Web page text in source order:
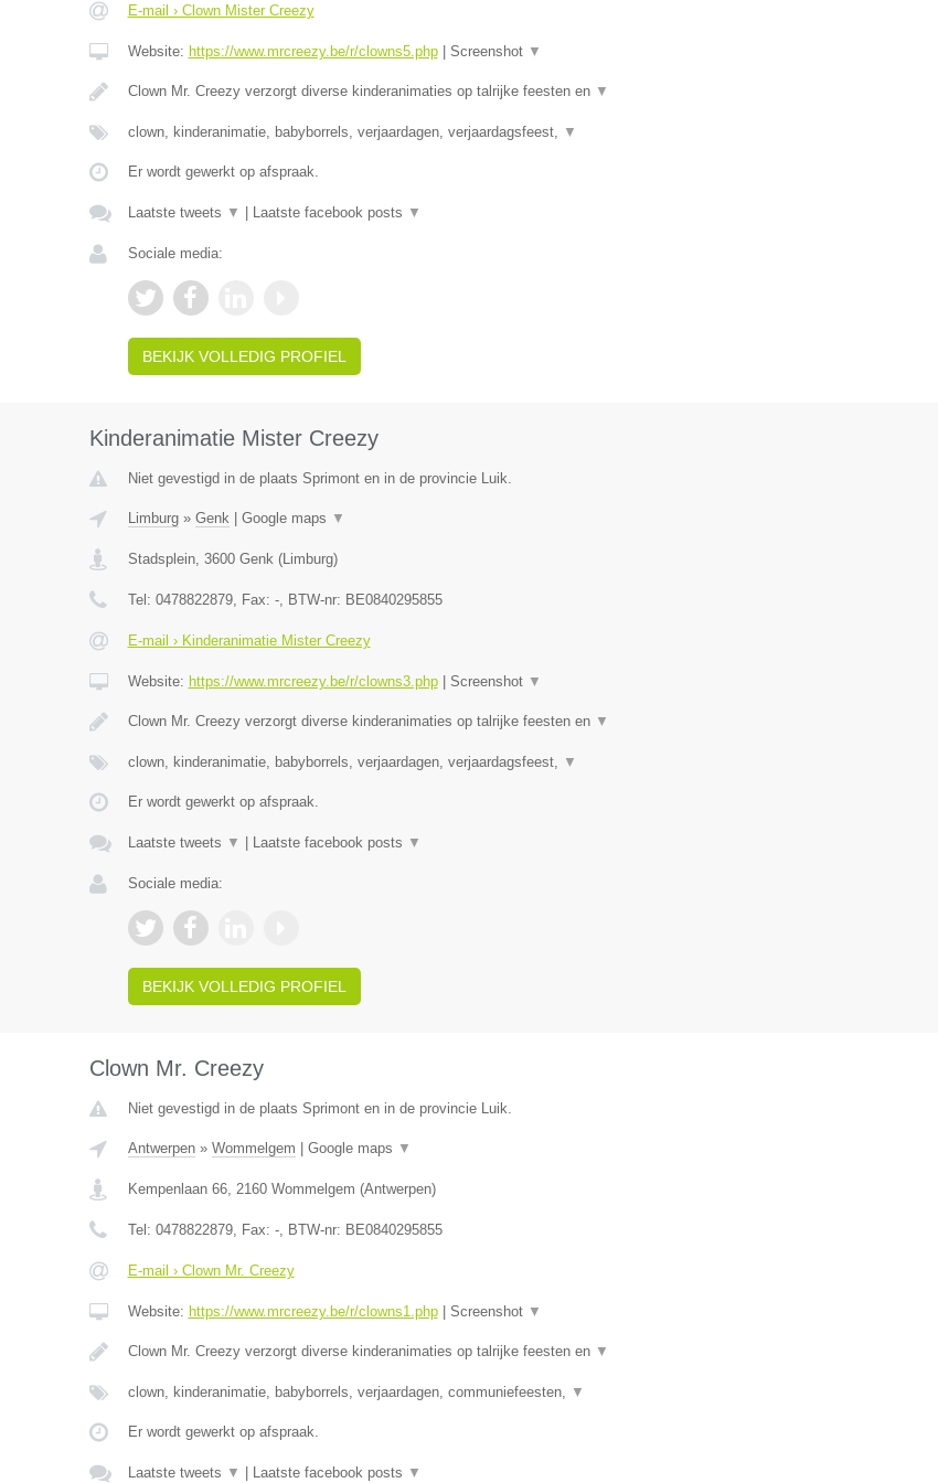
E-mail › Clown Mister Creezy
Website: https://www.mrcreezy.be/r/clowns5.php| Screenshot ▼
Clown Mr. Creezy verzorgt diverse kinderanimaties op talrijke feesten en ▼
clown, kinderanimatie, babyborrels, verjaardagen, verjaardagsfeest, ▼
Er wordt gewerkt op afspraak.
Laatste tweets ▼ Laatste facebook posts ▼
Sociale media:
BEKIJK VOLLEDIG PROFIEL
Kinderanimatie Mister Creezy
Niet gevestigd in de plaats Sprimont en in de provincie Luik.
Limburg» Genk| Google maps ▼
Stadsplein, 3600 Genk(Limburg)
Tel: 0478822879, Fax: -, BTW-nr: BE0840295855
E-mail › Kinderanimatie Mister Creezy
Website: https://www.mrcreezy.be/r/clowns3.php| Screenshot ▼
Clown Mr. Creezy verzorgt diverse kinderanimaties op talrijke feesten en ▼
clown, kinderanimatie, babyborrels, verjaardagen, verjaardagsfeest, ▼
Er wordt gewerkt op afspraak.
Laatste tweets ▼ Laatste facebook posts ▼
Sociale media:
BEKIJK VOLLEDIG PROFIEL
Clown Mr. Creezy
Niet gevestigd in de plaats Sprimont en in de provincie Luik.
Antwerpen» Wommelgem Google maps ▼
Kempenlaan 66, 2160 Wommelgem (Antwerpen)
Tel: 0478822879, Fax: -, BTW-nr: BE0840295855
E-mail › Clown Mr. Creezy
Website: https://www.mrcreezy.be/r/clowns1.php| Screenshot ▼
Clown Mr. Creezy verzorgt diverse kinderanimaties op talrijke feesten en ▼
clown, kinderanimatie, babyborrels, verjaardagen, communiefeesten, ▼
Er wordt gewerkt op afspraak.
Laatste tweets ▼ Laatste facebook posts ▼